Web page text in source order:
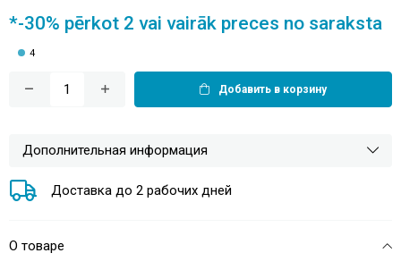
*-30% pērkot 2 vai vairāk preces no saraksta
4
Добавить в корзину
Дополнительная информация
Доставка до 2 рабочих дней
О товаре